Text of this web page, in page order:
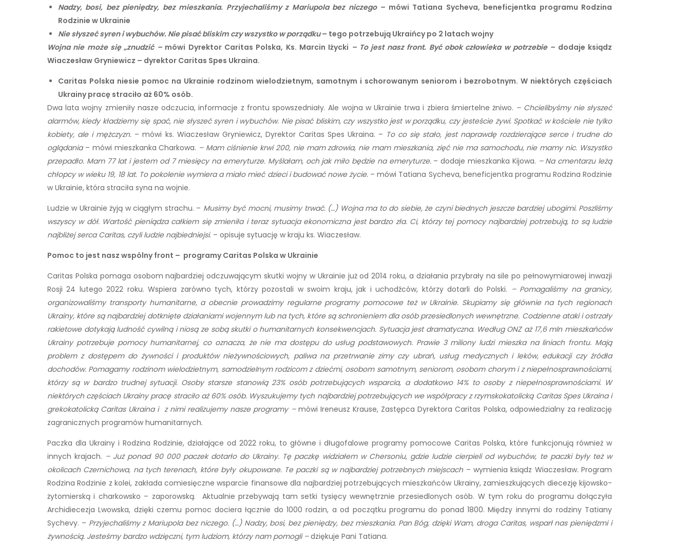
Nadzy, bosi, bez pieniędzy, bez mieszkania. Przyjechaliśmy z Mariupola bez niczego – mówi Tatiana Sycheva, beneficjentka programu Rodzina
Rodzinie w Ukrainie
Nie słyszeć syren i wybuchów. Nie pisać bliskim czy wszystko w porządku– tego potrzebują Ukraińcy po 2 latach wojny
Wojna nie może się „znudzić – mówi Dyrektor Caritas Polska, Ks. Marcin Iżycki – To jest nasz front. Być obok człowieka w potrzebie – dodaje ksiądz
Wiaczesław Gryniewicz – dyrektor Caritas Spes Ukraina.
Caritas Polska niesie pomoc na Ukrainie rodzinom wielodzietnym, samotnym i schorowanym seniorom i bezrobotnym. W niektórych częściach
Ukrainy pracę straciło aż 60% osób.
Dwa lata wojny zmieniły nasze odczucia, informacje z frontu spowszedniały. Ale wojna w Ukrainie trwa i zbiera śmiertelne żniwo. – Chcielibyśmy nie słyszeć
alarmów, kiedy kładziemy się spać, nie słyszeć syren i wybuchów. Nie pisać bliskim, czy wszystko jest w porządku, czy jesteście żywi. Spotkać w kościele nie tylko
kobiety, ale i mężczyzn. – mówi ks. Wiaczesław Gryniewicz, Dyrektor Caritas Spes Ukraina. – To co się stało, jest naprawdę rozdzierające serce i trudne do
oglądania– mówi mieszkanka Charkowa. – Mam ciśnienie krwi 200, nie mam zdrowia, nie mam mieszkania, zięć nie ma samochodu, nie mamy nic. Wszystko
przepadło. Mam 77 lat i jestem od 7 miesięcy na emeryturze. Myślałam, och jak miło będzie na emeryturze.– dodaje mieszkanka Kijowa. – Na cmentarzu leżą
chłopcy w wieku 19, 18 lat. To pokolenie wymiera a miało mieć dzieci i budować nowe życie. – mówi Tatiana Sycheva, beneficjentka programu Rodzina Rodzinie
w Ukrainie, która straciła syna na wojnie.
Ludzie w Ukrainie żyją w ciągłym strachu. – Musimy być mocni, musimy trwać. (…) Wojna ma to do siebie, że czyni biednych jeszcze bardziej ubogimi. Poszliśmy
wszyscy w dół. Wartość pieniądza całkiem się zmieniła i teraz sytuacja ekonomiczna jest bardzo zła. Ci, którzy tej pomocy najbardziej potrzebują, to są ludzie
najbliżej serca Caritas, czyli ludzie najbiedniejsi. – opisuje sytuację w kraju ks. Wiaczesław.
Pomoc to jest nasz wspólny front – programy Caritas Polska w Ukrainie
Caritas Polska pomaga osobom najbardziej odczuwającym skutki wojny w Ukrainie już od 2014 roku, a działania przybrały na sile po pełnowymiarowej inwazji
Rosji 24 lutego 2022 roku. Wspiera zarówno tych, którzy pozostali w swoim kraju, jak i uchodźców, którzy dotarli do Polski. – Pomagaliśmy na granicy,
organizowaliśmy transporty humanitarne, a obecnie prowadzimy regularne programy pomocowe też w Ukrainie. Skupiamy się głównie na tych regionach
Ukrainy, które są najbardziej dotknięte działaniami wojennym lub na tych, które są schronieniem dla osób przesiedlonych wewnętrzne. Codzienne ataki i ostrzały
rakietowe dotykają ludność cywilną i niosą ze sobą skutki o humanitarnych konsekwencjach. Sytuacja jest dramatyczna. Według ONZ aż 17,6 mln mieszkańców
Ukrainy potrzebuje pomocy humanitarnej, co oznacza, że nie ma dostępu do usług podstawowych. Prawie 3 miliony ludzi mieszka na liniach frontu. Mają
problem z dostępem do żywności i produktów nieżywnościowych, paliwa na przetrwanie zimy czy ubrań, usług medycznych i leków, edukacji czy źródła
dochodów. Pomagamy rodzinom wielodzietnym, samodzielnym rodzicom z dziećmi, osobom samotnym, seniorom, osobom chorym i z niepełnosprawnościami,
którzy są w bardzo trudnej sytuacji. Osoby starsze stanowią 23% osób potrzebujących wsparcia, a dodatkowo 14% to osoby z niepełnosprawnościami. W
niektórych częściach Ukrainy pracę straciło aż 60% osób. Wyszukujemy tych najbardziej potrzebujących we współpracy z rzymskokatolicką Caritas Spes Ukraina i
grekokatolicką Caritas Ukraina i z nimi realizujemy nasze programy – mówi Ireneusz Krause, Zastępca Dyrektora Caritas Polska, odpowiedzialny za realizację
zagranicznych programów humanitarnych.
Paczka dla Ukrainy i Rodzina Rodzinie, działające od 2022 roku, to główne i długofalowe programy pomocowe Caritas Polska, które funkcjonują również w
innych krajach. – Już ponad 90 000 paczek dotarło do Ukrainy. Tę paczkę widziałem w Chersoniu, gdzie ludzie cierpieli od wybuchów, te paczki były też w
okolicach Czernichowa, na tych terenach, które były okupowane. Te paczki są w najbardziej potrzebnych miejscach– wymienia ksiądz Wiaczesław.Program
Rodzina Rodzinie z kolei, zakłada comiesięczne wsparcie finansowe dla najbardziej potrzebujących mieszkańców Ukrainy, zamieszkujących diecezję kijowsko-
żytomierską i charkowsko – zaporowską. Aktualnie przebywają tam setki tysięcy wewnętrznie przesiedlonych osób. W tym roku do programu dołączyła
Archidiecezja Lwowska, dzięki czemu pomoc dociera łącznie do 1000 rodzin, a od początku programu do ponad 1800. Między innymi do rodziny Tatiany
Sychevy. – Przyjechaliśmy z Mariupola bez niczego. (…) Nadzy, bosi, bez pieniędzy, bez mieszkania. Pan Bóg, dzięki Wam, droga Caritas, wsparł nas pieniędzmi i
żywnością. Jesteśmy bardzo wdzięczni, tym ludziom, którzy nam pomogli –dziękuje Pani Tatiana.